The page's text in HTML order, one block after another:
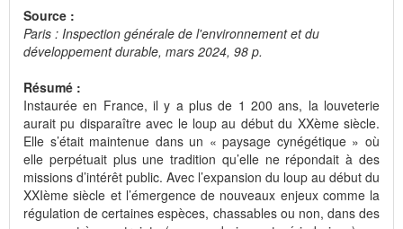
Source :
Paris : Inspection générale de l'environnement et du
développement durable, mars 2024, 98 p.
Résumé :
Instaurée en France, il y a plus de 1 200 ans, la louveterie
aurait pu disparaître avec le loup au début du XXème siècle.
Elle s’était maintenue dans un « paysage cynégétique » où
elle perpétuait plus une tradition qu’elle ne répondait à des
missions d’intérêt public. Avec l’expansion du loup au début du
XXIème siècle et l’émergence de nouveaux enjeux comme la
régulation de certaines espèces, chassables ou non, dans des